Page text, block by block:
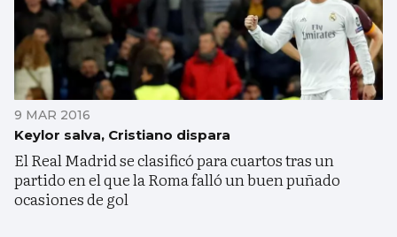
9 MAR 2016
Keylor salva, Cristiano dispara
El Real Madrid se clasificó para cuartos tras un
partido en el que la Roma falló un buen puñado
ocasiones de gol